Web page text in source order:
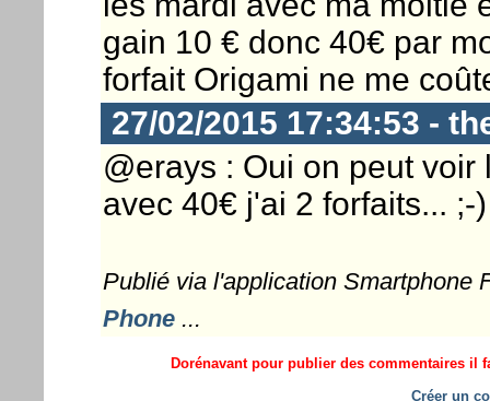
gain 10 € donc 40€ par
forfait Origami ne me
27/02/2015 17:34:53 -
@erays : Oui on peut
avec 40€ j'ai 2 forfaits... ;-)
Publié via l'application Smartphone
Phone...
Dorénavant pour publier des commentaires il
Créer un